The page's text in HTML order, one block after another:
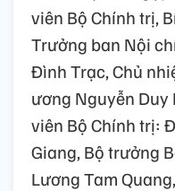
viên Bộ Chính trị,
Trưởng ban Nội
Đình Trạc, Chủ
ương Nguyễn
viên Bộ Chính trị:
Giang, Bộ trưởng
Lương Tam